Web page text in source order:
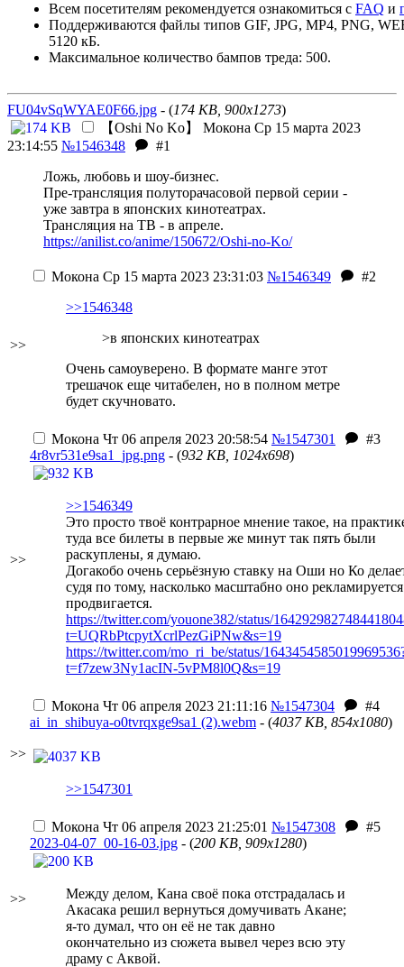
Всем посетителям рекомендуется ознакомиться с FAQ и
Поддерживаются файлы типов GIF, JPG, MP4, PNG,
5120 кБ.
Максимальное количество бампов треда: 500.
FU04vSqWYAE0F66.jpg - (174 KB, 900x1273)
【Oshi No Ko】
Мокона Ср 15 марта 2023
23:14:55 №1546348
#1
Ложь, любовь и шоу-бизнес.
Пре-трансляция полуторачасовой первой серии -
уже завтра в японских кинотеатрах.
Трансляция на ТВ - в апреле.
https://anilist.co/anime/150672/Oshi-no-Ko/
>>
Мокона Ср 15 марта 2023 23:31:03 №1546349
#2
>>1546348
>в японских кинотеатрах
Очень самоуверено. В формате манге этот
трешачок еще читабелен, но в полном метре
будет скучновато.
>>
Мокона Чт 06 апреля 2023 20:58:54 №1547301
#3
4r8vr531e9sa1_jpg.png - (932 KB, 1024x698)
>>1546349
Это просто твоё контрарное мнение такое, на
туда все билеты в первые же минут так пять были
раскуплены, я думаю.
Догакобо очень серьёзную ставку на Оши но Ко
судя по тому, насколько масштабно оно
продвигается.
https://twitter.com/youone382/status/
t=UQRbPtcpytXcrlPezGiPNw&s=19
https://twitter.com/mo_ri_be/status/
t=f7zew3Ny1acIN-5vPM8l0Q&s=19
>>
Мокона Чт 06 апреля 2023 21:11:16 №1547304
#4
ai_in_shibuya-o0tvrqxge9sa1 (2).webm - (4037 KB, 854x1080)
>>1547301
>>
Мокона Чт 06 апреля 2023 21:25:01 №1547308
#5
2023-04-07_00-16-03.jpg - (200 KB, 909x1280)
Между делом, Кана своё пока отстрадалась и
Акасака решил вернуться домучивать Акане;
я-то думал, что он её не так давно
окончательно из сюжета вывел через всю эту
драму с Аквой.